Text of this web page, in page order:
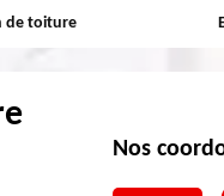
toiture
Nos